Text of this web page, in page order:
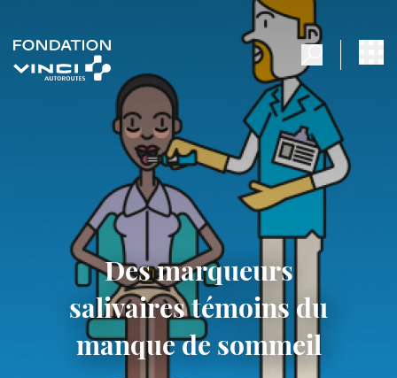
Des marqueurs
salivaires témoins du
manque de sommeil